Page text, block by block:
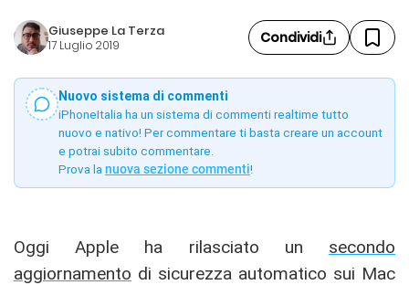
Giuseppe La Terza
17 Luglio 2019 Condividi
Nuovo sistema di commenti
iPhoneItalia ha un sistema di commenti realtime tutto
nuovo e nativo! Per commentare ti basta creare un account
e potrai subito commentare.
Prova la nuova sezione commenti!
Oggi Apple ha rilasciato un secondo
aggiornamento di sicurezza automatico sui Mac